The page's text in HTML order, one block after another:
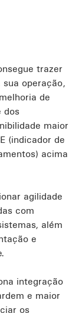
trazer
operação,
de
dos
maior
(indicador de
acima
agilidade
com
além
e
integração
e maior
os